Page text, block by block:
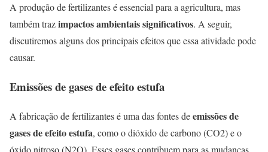
A produção de fertilizantes é essencial para a agricultura, mas
também trazimpactos ambientais significativos. A seguir,
discutiremos alguns dos principais efeitos que essa atividade pode
causar.
Emissões de gases de efeito estufa
A fabricação de fertilizantes é uma das fontes deemissões de
gases de efeito estufa, como o dióxido de carbono (CO2) e o
óxido nitroso (N2O). Esses gases contribuem para as mudanças